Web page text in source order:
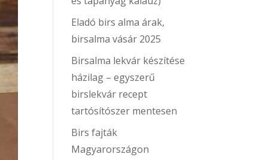
Eladó birs alma árak,
birsalma vásár 2025
Birsalma lekvár készítése
házilag – egyszerű
birslekvár recept
tartósítószer mentesen
Birs fajták
Magyarországon